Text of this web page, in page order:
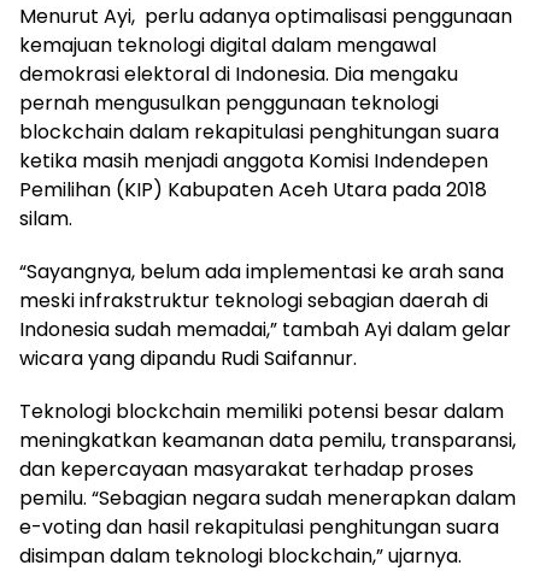
Menurut Ayi, perlu adanya optimalisasi penggunaan
kemajuan teknologi digital dalam mengawal
demokrasi elektoral di Indonesia. Dia mengaku
pernah mengusulkan penggunaan teknologi
blockchain dalam rekapitulasi penghitungan suara
ketika masih menjadi anggota Komisi Indendepen
Pemilihan (KIP) Kabupaten Aceh Utara pada 2018
silam.
“Sayangnya, belum ada implementasi ke arah sana
meski infrakstruktur teknologi sebagian daerah di
Indonesia sudah memadai,” tambah Ayi dalam gelar
wicara yang dipandu Rudi Saifannur.
Teknologi blockchain memiliki potensi besar dalam
meningkatkan keamanan data pemilu, transparansi,
dan kepercayaan masyarakat terhadap proses
pemilu. “Sebagian negara sudah menerapkan dalam
e-voting dan hasil rekapitulasi penghitungan suara
disimpan dalam teknologi blockchain,” ujarnya.